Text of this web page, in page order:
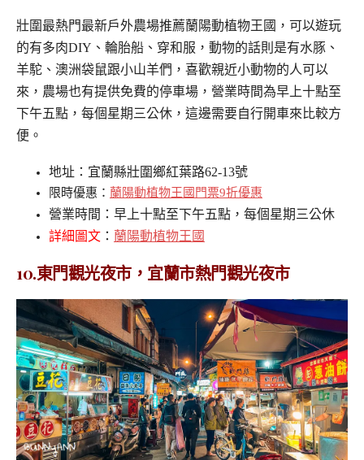
壯圍最熱門最新戶外農場推薦蘭陽動植物王國，可以遊玩
的有多肉DIY、輪胎船、穿和服，動物的話則是有水豚、
羊駝、澳洲袋鼠跟小山羊們，喜歡親近小動物的人可以
來，農場也有提供免費的停車場，營業時間為早上十點至
下午五點，每個星期三公休，這邊需要自行開車來比較方
便。
地址：宜蘭縣壯圍鄉紅葉路62-13號
限時優惠： 蘭陽動植物王國門票9折優惠
營業時間：早上十點至下午五點，每個星期三公休
詳細圖文 ： 蘭陽動植物王國
10.東門觀光夜市，宜蘭市熱門觀光夜市